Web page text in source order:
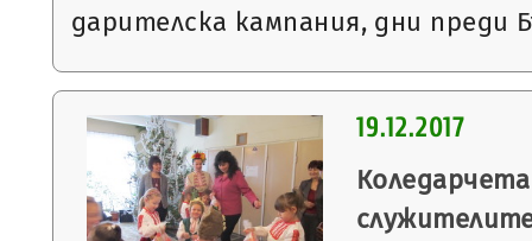
дарителска кампания, дни преди
19.12.2017